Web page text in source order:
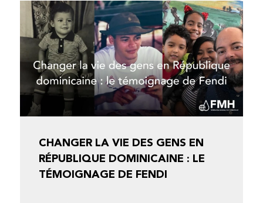
CHANGER LA VIE DES GENS EN
RÉPUBLIQUE DOMINICAINE : LE
TÉMOIGNAGE DE FENDI